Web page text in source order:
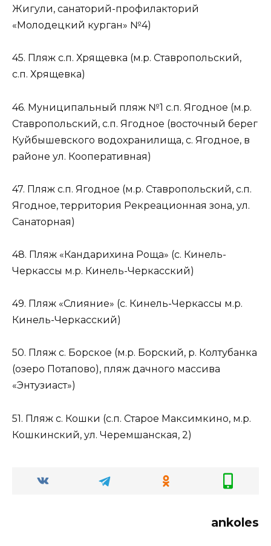
Жигули, санаторий-профилакторий
«Молодецкий курган» №4)
45. Пляж с.п. Хрящевка (м.р. Ставропольский,
с.п. Хрящевка)
46. Муниципальный пляж №1 с.п. Ягодное (м.р.
Ставропольский, с.п. Ягодное (восточный берег
Куйбышевского водохранилища, с. Ягодное, в
районе ул. Кооперативная)
47. Пляж с.п. Ягодное (м.р. Ставропольский, с.п.
Ягодное, территория Рекреационная зона, ул.
Санаторная)
48. Пляж «Кандарихина Роща» (с. Кинель-
Черкассы м.р. Кинель-Черкасский)
49. Пляж «Слияние» (с. Кинель-Черкассы м.р.
Кинель-Черкасский)
50. Пляж с. Борское (м.р. Борский, р. Колтубанка
(озеро Потапово), пляж дачного массива
«Энтузиаст»)
51. Пляж с. Кошки (с.п. Старое Максимкино, м.р.
Кошкинский, ул. Черемшанская, 2)
ankoles